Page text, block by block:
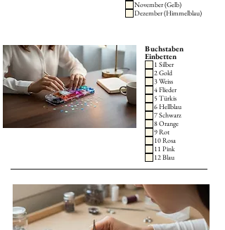
November (Gelb)
Dezember (Himmelblau)
Buchstaben
Einbetten
1 Silber
2 Gold
3 Weiss
4 Flieder
5 Türkis
6 Hellblau
7 Schwarz
8 Orange
9 Rot
10 Rosa
11 Pink
12 Blau